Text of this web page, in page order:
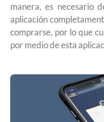
manera, es necesario
aplicación
comprarse, por lo que
por medio de esta